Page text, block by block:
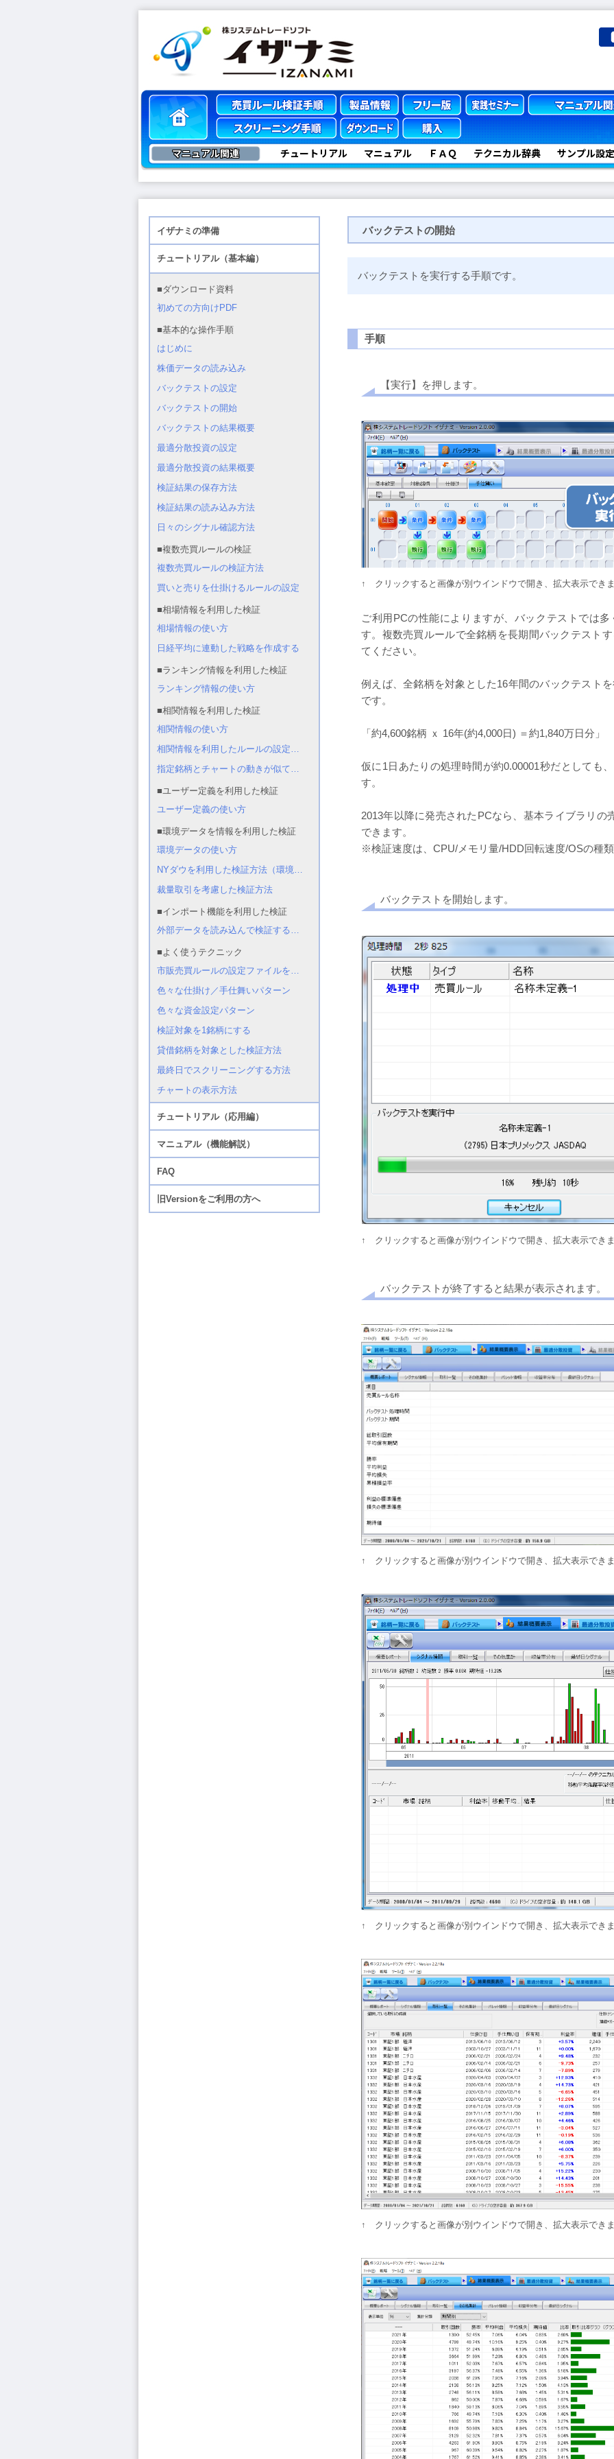
マニュアル関連 チュートリアル マニュアル ＦＡＱ テクニカル辞典 サンプル設定
バックテストの開始
バックテストを実行する手順です。
手順
【実行】を押します。
↑ クリックすると画像が別ウインドウで開き、拡大表示でき
ご利用PCの性能によりますが、バックテストでは
す。複数売買ルールで全銘柄を長期間バックテスト
てください。
例えば、全銘柄を対象とした16年間のバックテスト
です。
「約4,600銘柄 ｘ 16年(約4,000日) ＝約1,840万日分」
仮に1日あたりの処理時間が約0.00001秒だとしても
す。
2013年以降に発売されたPCなら、基本ライブラリの
できます。
※検証速度は、CPU/メモリ量/HDD回転速度/OSの種
バックテストを開始します。
↑ クリックすると画像が別ウインドウで開き、拡大表示でき
バックテストが終了すると結果が表示されます。
↑ クリックすると画像が別ウインドウで開き、拡大表示でき
↑ クリックすると画像が別ウインドウで開き、拡大表示でき
↑ クリックすると画像が別ウインドウで開き、拡大表示でき